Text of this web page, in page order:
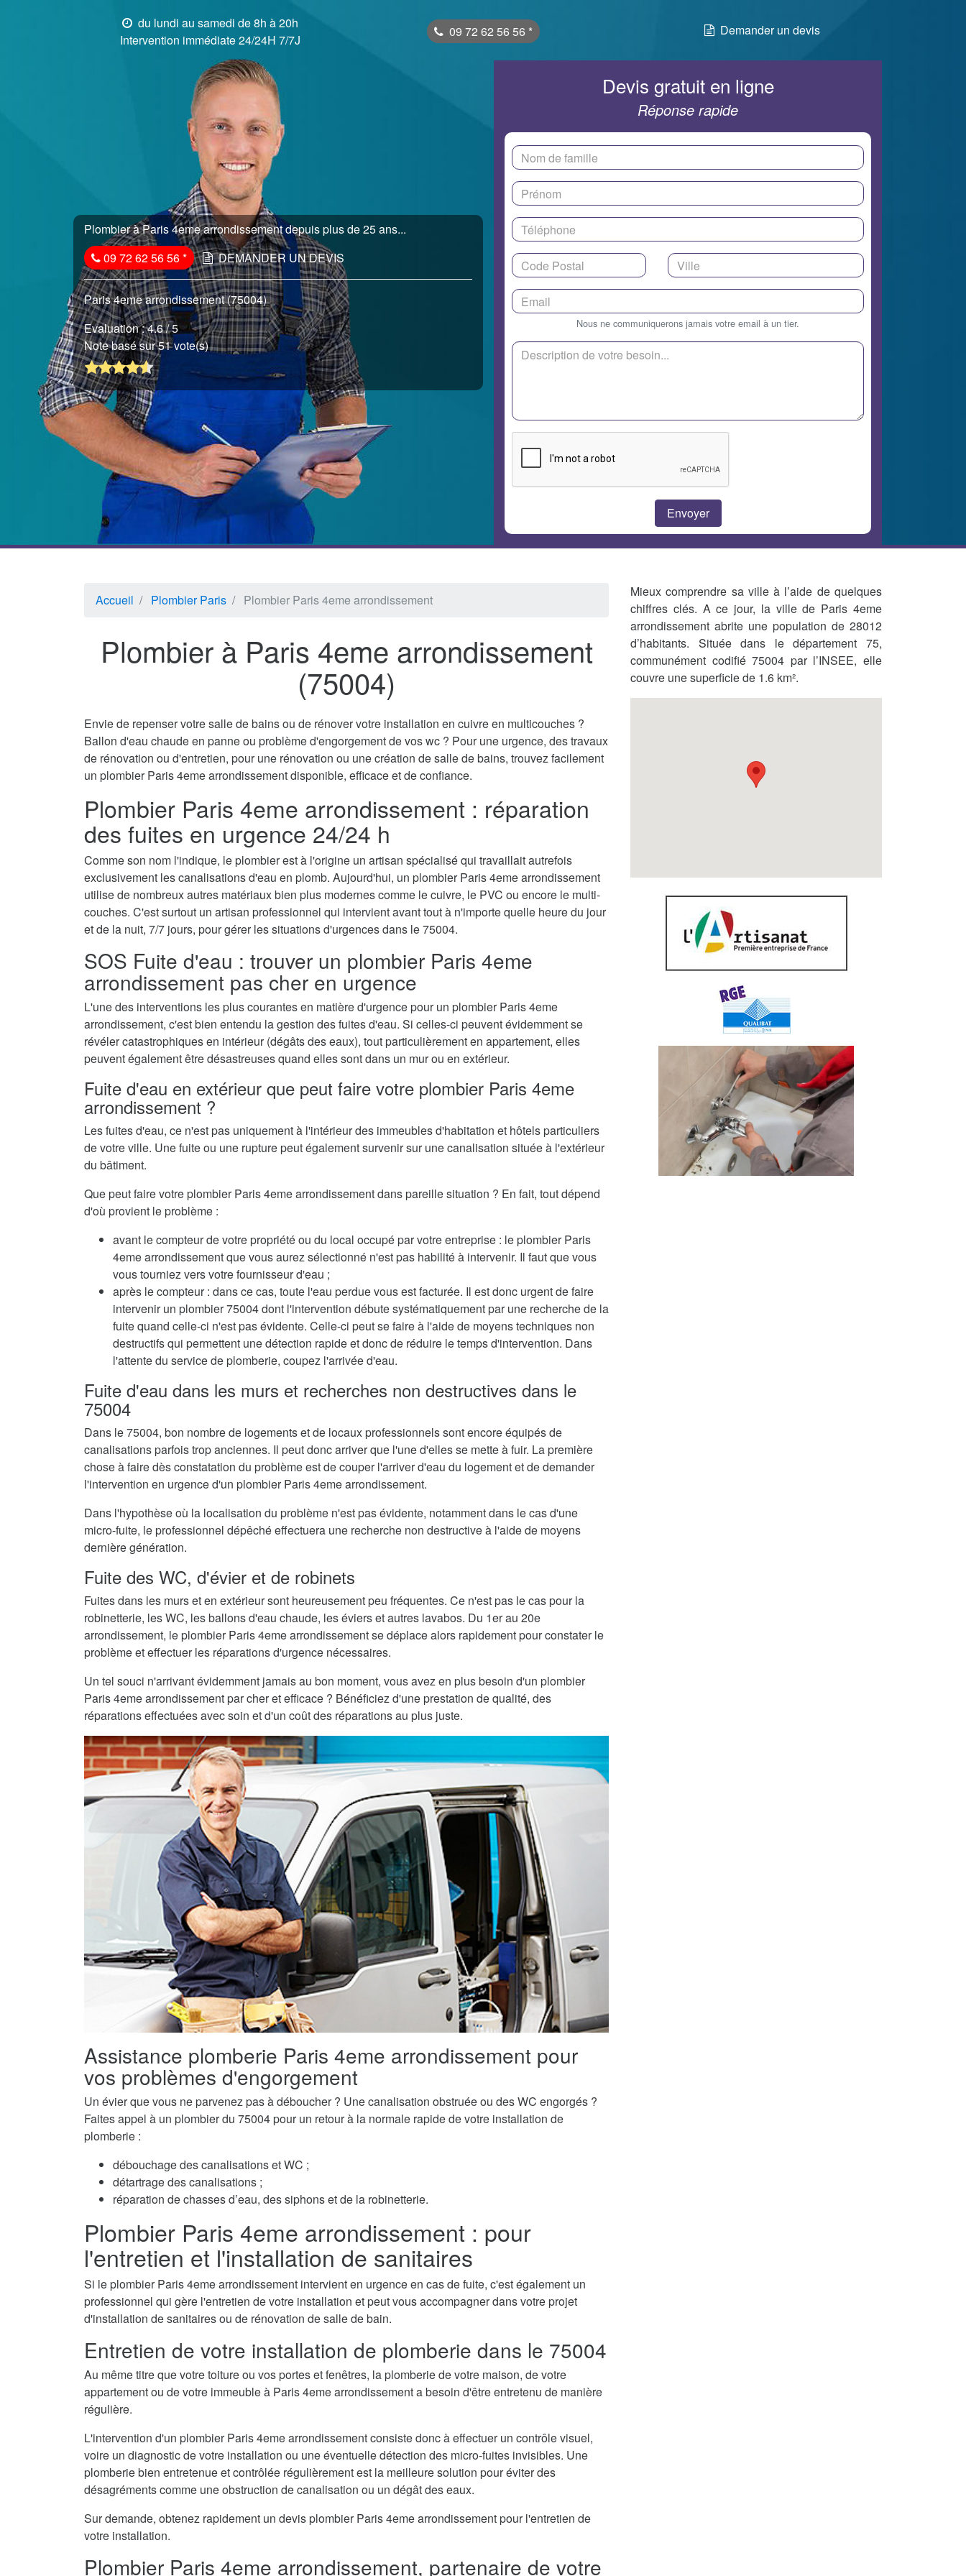
du lundi au samedi de 8h à 20h
Intervention immédiate 24/24H 7/7J
09 72 62 56 56 * Demander un devis
Plombier à Paris 4eme arrondissement depuis plus de 25 ans...
09 72 62 56 56* DEMANDER UN DEVIS
Paris 4eme arrondissement (75004)
Evaluation :4.6/ 5
Note basé sur 51 vote(s)
Devis gratuit en ligne
Réponse rapide
Nous ne communiquerons jamais votre email à un tier.
Accueil Plombier Paris Plombier Paris 4eme arrondissement
Plombier à Paris 4eme arrondissement
(75004)
Envie de repenser votre salle de bains ou de rénover votre installation en cuivre en multicouches ?
Ballon d'eau chaude en panne ou problème d'engorgement de vos wc ? Pour une urgence, des travaux
de rénovation ou d'entretien, pour une rénovation ou une création de salle de bains, trouvez facilement
un plombier Paris 4eme arrondissement disponible, efficace et de confiance.
Plombier Paris 4eme arrondissement : réparation
des fuites en urgence 24/24 h
Comme son nom l'indique, le plombier est à l'origine un artisan spécialisé qui travaillait autrefois
exclusivement les canalisations d'eau en plomb. Aujourd'hui, un plombier Paris 4eme arrondissement
utilise de nombreux autres matériaux bien plus modernes comme le cuivre, le PVC ou encore le multi-
couches. C'est surtout un artisan professionnel qui intervient avant tout à n'importe quelle heure du jour
et de la nuit, 7/7 jours, pour gérer les situations d'urgences dans le 75004.
SOS Fuite d'eau : trouver un plombier Paris 4eme
arrondissement pas cher en urgence
L'une des interventions les plus courantes en matière d'urgence pour un plombier Paris 4eme
arrondissement, c'est bien entendu la gestion des fuites d'eau. Si celles-ci peuvent évidemment se
révéler catastrophiques en intérieur (dégâts des eaux), tout particulièrement en appartement, elles
peuvent également être désastreuses quand elles sont dans un mur ou en extérieur.
Fuite d'eau en extérieur que peut faire votre plombier Paris 4eme
arrondissement ?
Les fuites d'eau, ce n'est pas uniquement à l'intérieur des immeubles d'habitation et hôtels particuliers
de votre ville. Une fuite ou une rupture peut également survenir sur une canalisation située à l'extérieur
du bâtiment.
Que peut faire votre plombier Paris 4eme arrondissement dans pareille situation ? En fait, tout dépend
d'où provient le problème :
avant le compteur de votre propriété ou du local occupé par votre entreprise : le plombier Paris
4eme arrondissement que vous aurez sélectionné n'est pas habilité à intervenir. Il faut que vous
vous tourniez vers votre fournisseur d'eau ;
après le compteur : dans ce cas, toute l'eau perdue vous est facturée. Il est donc urgent de faire
intervenir un plombier 75004 dont l'intervention débute systématiquement par une recherche de la
fuite quand celle-ci n'est pas évidente. Celle-ci peut se faire à l'aide de moyens techniques non
destructifs qui permettent une détection rapide et donc de réduire le temps d'intervention. Dans
l'attente du service de plomberie, coupez l'arrivée d'eau.
Fuite d'eau dans les murs et recherches non destructives dans le
75004
Dans le 75004, bon nombre de logements et de locaux professionnels sont encore équipés de
canalisations parfois trop anciennes. Il peut donc arriver que l'une d'elles se mette à fuir. La première
chose à faire dès constatation du problème est de couper l'arriver d'eau du logement et de demander
l'intervention en urgence d'un plombier Paris 4eme arrondissement.
Dans l'hypothèse où la localisation du problème n'est pas évidente, notamment dans le cas d'une
micro-fuite, le professionnel dépêché effectuera une recherche non destructive à l'aide de moyens
dernière génération.
Fuite des WC, d'évier et de robinets
Fuites dans les murs et en extérieur sont heureusement peu fréquentes. Ce n'est pas le cas pour la
robinetterie, les WC, les ballons d'eau chaude, les éviers et autres lavabos. Du 1er au 20e
arrondissement, le plombier Paris 4eme arrondissement se déplace alors rapidement pour constater le
problème et effectuer les réparations d'urgence nécessaires.
Un tel souci n'arrivant évidemment jamais au bon moment, vous avez en plus besoin d'un plombier
Paris 4eme arrondissement par cher et efficace ? Bénéficiez d'une prestation de qualité, des
réparations effectuées avec soin et d'un coût des réparations au plus juste.
Assistance plomberie Paris 4eme arrondissement pour
vos problèmes d'engorgement
Un évier que vous ne parvenez pas à déboucher ? Une canalisation obstruée ou des WC engorgés ?
Faites appel à un plombier du 75004 pour un retour à la normale rapide de votre installation de
plomberie :
débouchage des canalisations et WC ;
détartrage des canalisations ;
réparation de chasses d’eau, des siphons et de la robinetterie.
Plombier Paris 4eme arrondissement : pour
l'entretien et l'installation de sanitaires
Si le plombier Paris 4eme arrondissement intervient en urgence en cas de fuite, c'est également un
professionnel qui gère l'entretien de votre installation et peut vous accompagner dans votre projet
d'installation de sanitaires ou de rénovation de salle de bain.
Entretien de votre installation de plomberie dans le 75004
Au même titre que votre toiture ou vos portes et fenêtres, la plomberie de votre maison, de votre
appartement ou de votre immeuble à Paris 4eme arrondissement a besoin d'être entretenu de manière
régulière.
L'intervention d'un plombier Paris 4eme arrondissement consiste donc à effectuer un contrôle visuel,
voire un diagnostic de votre installation ou une éventuelle détection des micro-fuites invisibles. Une
plomberie bien entretenue et contrôlée régulièrement est la meilleure solution pour éviter des
désagréments comme une obstruction de canalisation ou un dégât des eaux.
Sur demande, obtenez rapidement un devis plombier Paris 4eme arrondissement pour l'entretien de
votre installation.
Plombier Paris 4eme arrondissement, partenaire de votre
Mieux comprendre sa ville à l’aide de quelques
chiffres clés. A ce jour, la ville de Paris 4eme
arrondissement abrite une population de 28012
d’habitants. Située dans le département 75,
communément codifié 75004 par l’INSEE, elle
couvre une superficie de 1.6 km².